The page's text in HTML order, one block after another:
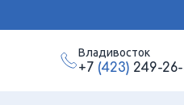
Владивосток
+7 (423)249-26-